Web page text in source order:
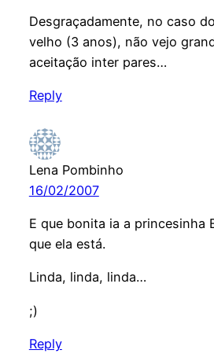
Desgraçadamente, no caso
velho (3 anos), não vejo
aceitação inter pares…
Reply
Lena Pombinho
16/02/2007
E que bonita ia a princesinha
que ela está.
Linda, linda, linda…
;)
Reply